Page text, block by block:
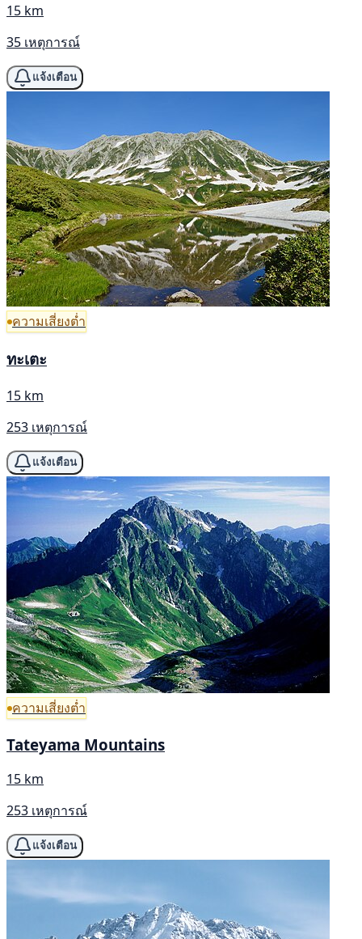
15 km
35 เหตุการณ์
แจ้งเตือน
ความเสี่ยงต่ำ
ทะเตะ
15 km
253 เหตุการณ์
แจ้งเตือน
ความเสี่ยงต่ำ
Tateyama Mountains
15 km
253 เหตุการณ์
แจ้งเตือน